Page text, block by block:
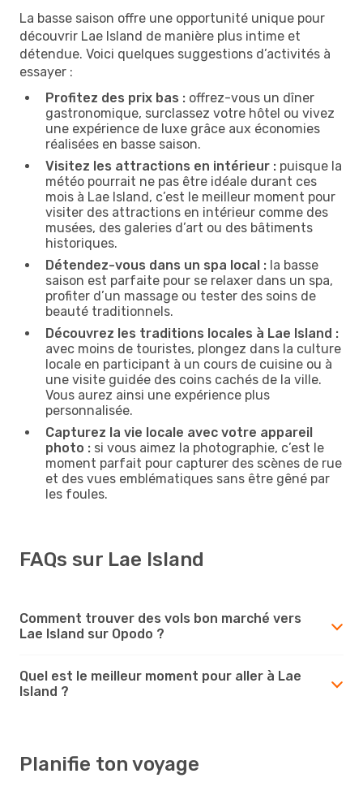
La basse saison offre une opportunité unique pour
découvrir Lae Island de manière plus intime et
détendue. Voici quelques suggestions d’activités à
essayer :
Profitez des prix bas : offrez-vous un dîner
gastronomique, surclassez votre hôtel ou vivez
une expérience de luxe grâce aux économies
réalisées en basse saison.
Visitez les attractions en intérieur : puisque la
météo pourrait ne pas être idéale durant ces
mois à Lae Island, c’est le meilleur moment pour
visiter des attractions en intérieur comme des
musées, des galeries d’art ou des bâtiments
historiques.
Détendez-vous dans un spa local : la basse
saison est parfaite pour se relaxer dans un spa,
profiter d’un massage ou tester des soins de
beauté traditionnels.
Découvrez les traditions locales à Lae Island :
avec moins de touristes, plongez dans la culture
locale en participant à un cours de cuisine ou à
une visite guidée des coins cachés de la ville.
Vous aurez ainsi une expérience plus
personnalisée.
Capturez la vie locale avec votre appareil
photo : si vous aimez la photographie, c’est le
moment parfait pour capturer des scènes de rue
et des vues emblématiques sans être gêné par
les foules.
FAQs sur Lae Island
Comment trouver des vols bon marché vers
Lae Island sur Opodo ?
Quel est le meilleur moment pour aller à Lae
Island ?
Planifie ton voyage